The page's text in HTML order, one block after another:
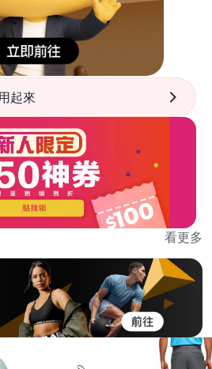
起來
看更多